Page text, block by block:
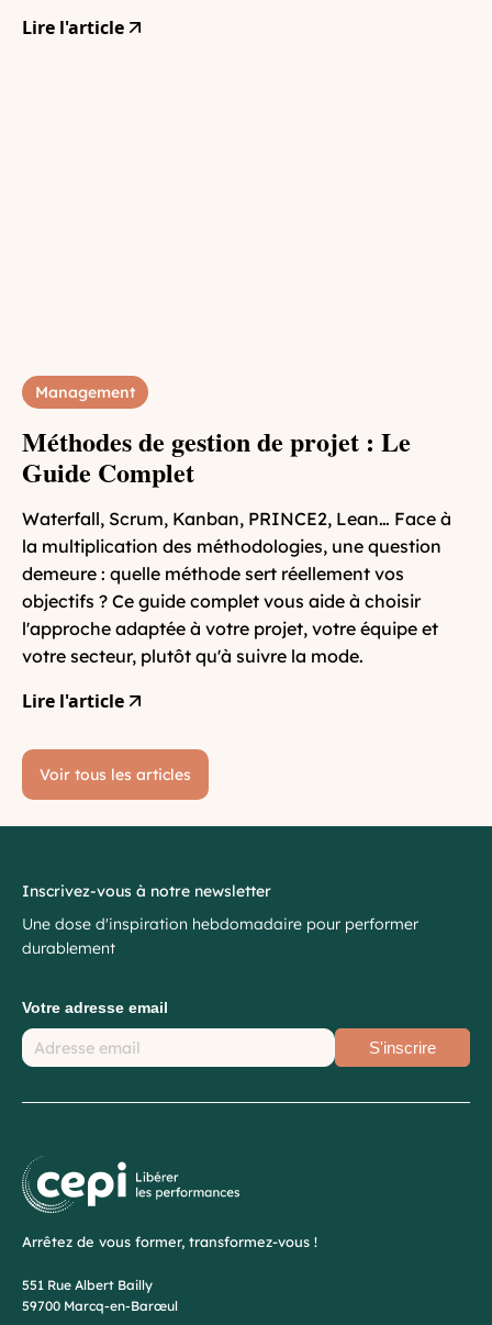
Lire l'article
Management
Méthodes de gestion de projet : Le
Guide Complet
Waterfall, Scrum, Kanban, PRINCE2, Lean… Face à
la multiplication des méthodologies, une question
demeure : quelle méthode sert réellement vos
objectifs ? Ce guide complet vous aide à choisir
l'approche adaptée à votre projet, votre équipe et
votre secteur, plutôt qu'à suivre la mode.
Lire l'article
Voir tous les articles
Inscrivez-vous à notre newsletter
Une dose d'inspiration hebdomadaire pour performer
durablement
Votre adresse email
S'inscrire
Arrêtez de vous former, transformez-vous !
551 Rue Albert Bailly
59700 Marcq-en-Barœul